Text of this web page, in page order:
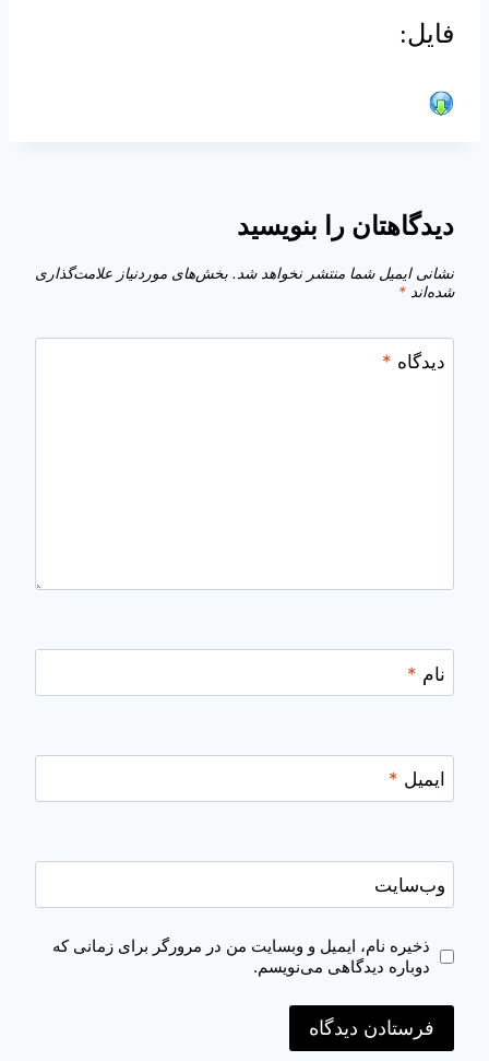
فایل:
دیدگاهتان را بنویسید
نشانی ایمیل شما منتشر نخواهد شد. بخش‌های موردنیاز علامت‌گذاری
شده‌اند *
دیدگاه *
نام *
ایمیل *
وب‌سایت
ذخیره نام، ایمیل و وبسایت من در مرورگر برای زمانی که
دوباره دیدگاهی می‌نویسم.